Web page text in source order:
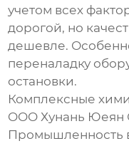
учетом всех
дорогой, но
дешевле.
переналадку
остановки.
Комплексные
OOO Хунань Юеян
Промышленность